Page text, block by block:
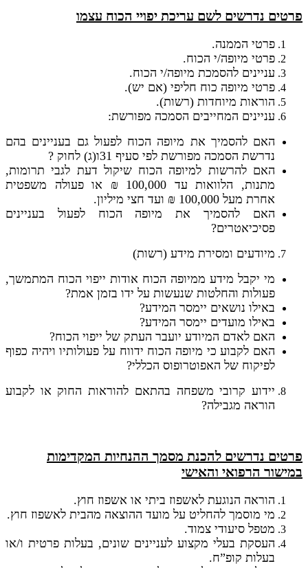
פרטים נדרשים לשם עריכת יפויי הכוח עצמו
פרטי הממנה.
פרטי מיופה/י הכוח.
עניינים להסמכת מיופה/י הכוח.
פרטי מיופה כוח חליפי (אם יש).
הוראות מיוחדות (רשות).
עניינים המחייבים הסמכה מפורשת:
האם להסמיך את מיופה הכוח לפעול גם בעניינים בהם
נדרשת הסמכה מפורשת לפי סעיף 31ו(ג) לחוק ?
האם להרשות למיופה הכוח שיקול דעת לגבי תרומות,
מתנות, הלוואות עד 100,000 ₪ או פעולה משפטית
אחרת מעל 100,000 ₪ ועד חצי מיליון.
האם להסמיך את מיופה הכוח לפעול בעניינים
פסיכיאטרים?
מיודעים ומסירת מידע (רשות)
מי יקבל מידע ממיופה הכוח אודות ייפוי הכוח המתמשך,
פעולות והחלטות שנעשות על ידו בזמן אמת?
באילו נושאים יימסר המידע?
באילו מועדים יימסר המידע?
האם לאדם המיודע יועבר העתק של ייפוי הכוח?
האם לקבוע כי מיופה הכוח ידווח על פעולותיו ויהיה כפוף
לפיקוח של האפוטרופוס הכללי?
יידוע קרובי משפחה בהתאם להוראות החוק או לקבוע
הוראה מגבילה?
פרטים נדרשים להכנת מסמך ההנחיות המקדימות
במישור הרפואי והאישי
הוראה הנוגעת לאשפוז ביתי או אשפוז חוץ.
מי מוסמך להחליט על מועד ההוצאה מהבית לאשפוז חוץ.
מטפל סיעודי צמוד.
העסקת בעלי מקצוע לעניינים שונים, בעלות פרטית ו/או
בעלות קופ”ח.